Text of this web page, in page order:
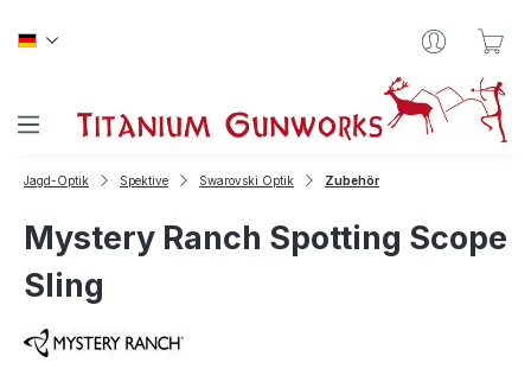
Jagd-Optik Spektive Swarovski Optik Zubehör
Mystery Ranch Spotting Scope
Sling